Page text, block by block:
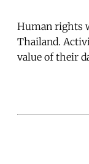
Human rights
Thailand.
value of their